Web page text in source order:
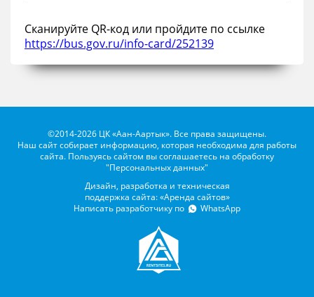
Сканируйте QR-код или пройдите по ссылке
https://bus.gov.ru/info-card/252139
©2014-2026 ЦК «Аан-Аартык». Все права защищены.
Наш сайт собирает информацию, которая необходима для работы
сайта. Пользуясь сайтом вы соглашаетесь на обработку
"Персональных данных"
Дизайн, разработка и техническая
поддержка сайта: «Аренда сайтов»
Написать разработчику по
WhatsApp